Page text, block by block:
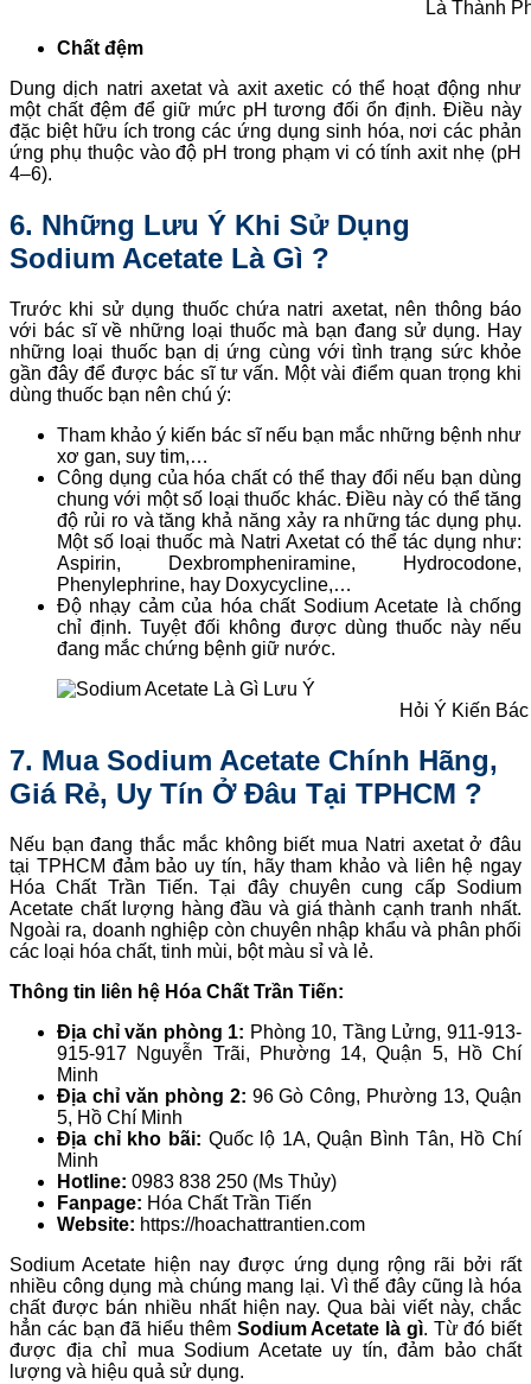
Là Thành
Chất đệm
Dung dịch natri axetat và axit axetic có thể hoạt động như
một chất đệm để giữ mức pH tương đối ổn định. Điều này
đặc biệt hữu ích trong các ứng dụng sinh hóa, nơi các phản
ứng phụ thuộc vào độ pH trong phạm vi có tính axit nhẹ (pH
4–6).
6. Những Lưu Ý Khi Sử Dụng
Sodium Acetate Là Gì ?
Trước khi sử dụng thuốc chứa natri axetat, nên thông báo
với bác sĩ về những loại thuốc mà bạn đang sử dụng. Hay
những loại thuốc bạn dị ứng cùng với tình trạng sức khỏe
gần đây để được bác sĩ tư vấn. Một vài điểm quan trọng khi
dùng thuốc bạn nên chú ý:
Tham khảo ý kiến bác sĩ nếu bạn mắc những bệnh như
xơ gan, suy tim,…
Công dụng của hóa chất có thể thay đổi nếu bạn dùng
chung với một số loại thuốc khác. Điều này có thể tăng
độ rủi ro và tăng khả năng xảy ra những tác dụng phụ.
Một số loại thuốc mà Natri Axetat có thể tác dụng như:
Aspirin, Dexbrompheniramine, Hydrocodone,
Phenylephrine, hay Doxycycline,…
Độ nhạy cảm của hóa chất Sodium Acetate là chống
chỉ định. Tuyệt đối không được dùng thuốc này nếu
đang mắc chứng bệnh giữ nước.
Hỏi Ý Kiến
7. Mua Sodium Acetate Chính Hãng,
Giá Rẻ, Uy Tín Ở Đâu Tại TPHCM ?
Nếu bạn đang thắc mắc không biết mua Natri axetat ở đâu
tại TPHCM đảm bảo uy tín, hãy tham khảo và liên hệ ngay
Hóa Chất Trần Tiến. Tại đây chuyên cung cấp Sodium
Acetate chất lượng hàng đầu và giá thành cạnh tranh nhất.
Ngoài ra, doanh nghiệp còn chuyên nhập khẩu và phân phối
các loại hóa chất, tinh mùi, bột màu sỉ và lẻ.
Thông tin liên hệ Hóa Chất Trần Tiến:
Địa chỉ văn phòng 1: Phòng 10, Tầng Lửng, 911-913-
915-917 Nguyễn Trãi, Phường 14, Quận 5, Hồ Chí
Minh
Địa chỉ văn phòng 2: 96 Gò Công, Phường 13, Quận
5, Hồ Chí Minh
Địa chỉ kho bãi: Quốc lộ 1A, Quận Bình Tân, Hồ Chí
Minh
Hotline: 0983 838 250 (Ms Thủy)
Fanpage: Hóa Chất Trần Tiến
Website: https://hoachattrantien.com
Sodium Acetate hiện nay được ứng dụng rộng rãi bởi rất
nhiều công dụng mà chúng mang lại. Vì thế đây cũng là hóa
chất được bán nhiều nhất hiện nay. Qua bài viết này, chắc
hẳn các bạn đã hiểu thêm Sodium Acetate là gì. Từ đó biết
được địa chỉ mua Sodium Acetate uy tín, đảm bảo chất
lượng và hiệu quả sử dụng.